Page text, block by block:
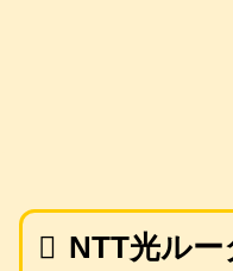
NTT光ル